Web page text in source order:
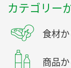
カテゴリー
食材
商品